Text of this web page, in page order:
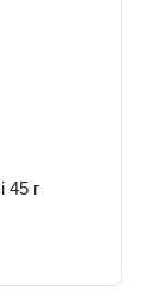
45 г